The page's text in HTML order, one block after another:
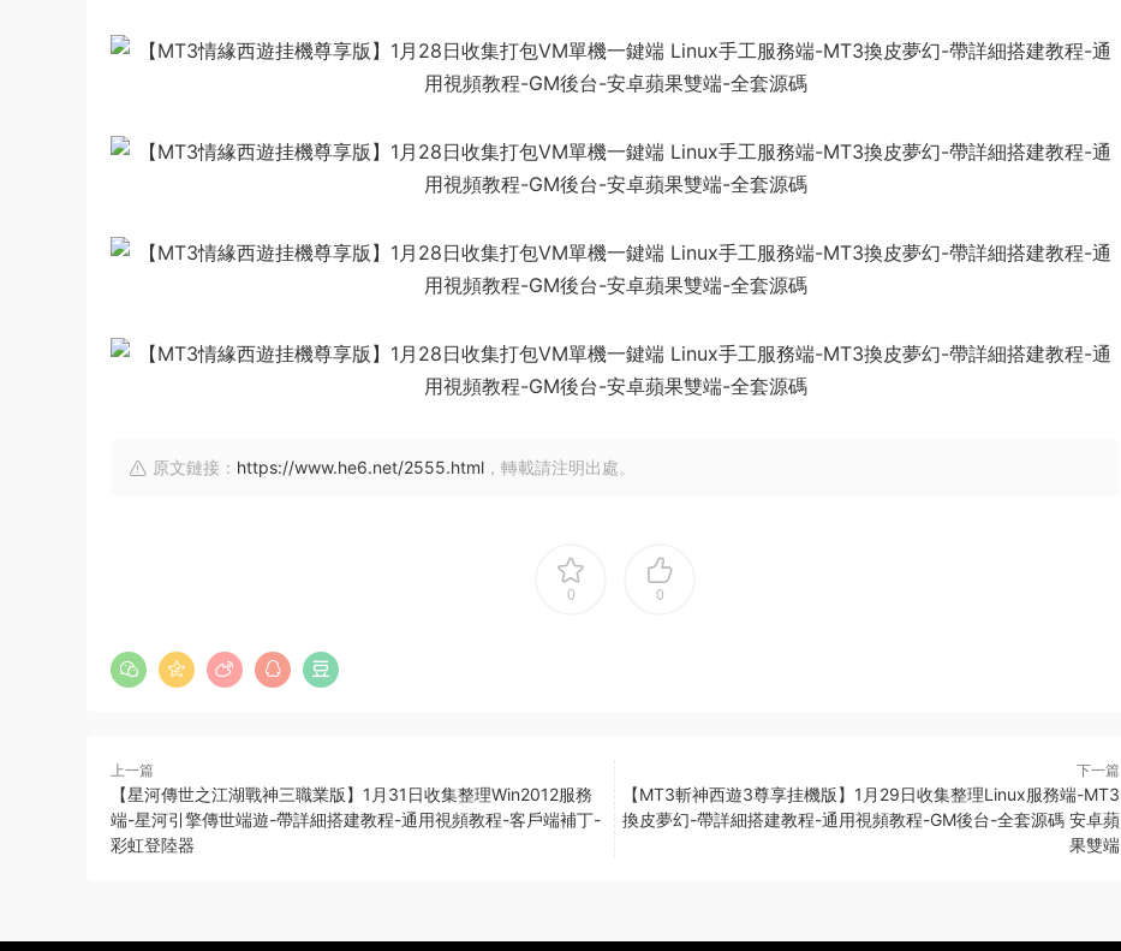
原文鏈接： https://www.he6.net/2555.html ，轉載請注明出處。
0 0
上一篇
【星河傳世之江湖戰神三職業版】1月31日收集整理Win2012服務
端-星河引擎傳世端遊-帶詳細搭建教程-通用視頻教程-客戶端補丁-
彩虹登陸器
下一篇
【MT3斬神西遊3尊享挂機版】1月29日收集整理Linux服務端-MT3
換皮夢幻-帶詳細搭建教程-通用視頻教程-GM後台-全套源碼 安卓蘋
果雙端